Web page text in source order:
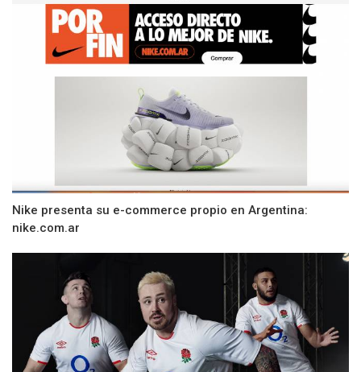
Nike presenta su e-commerce propio en Argentina:
nike.com.ar